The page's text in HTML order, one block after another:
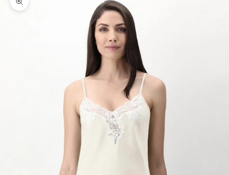
Zoomer sur l'image